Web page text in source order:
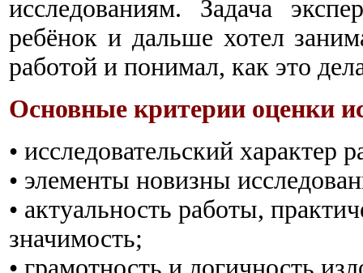
исследованиям. Задача
ребёнок и дальше хотел
работой и понимал, как это
Основные критерии оценки
• исследовательский характер
• элементы новизны
• актуальность работы,
значимость;